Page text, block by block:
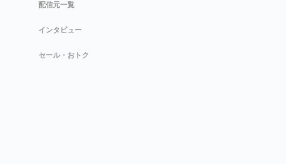
配信元一覧
インタビュー
セール・おトク